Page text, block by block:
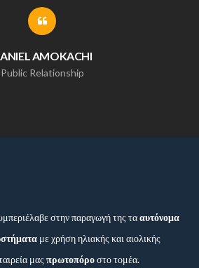
AMOKACHI
Public Relationship
στην παραγωγή της τααυτόνομα
με χρήση ηλιακής και αιολικής
μας πρωτοπόροστο τομέα.